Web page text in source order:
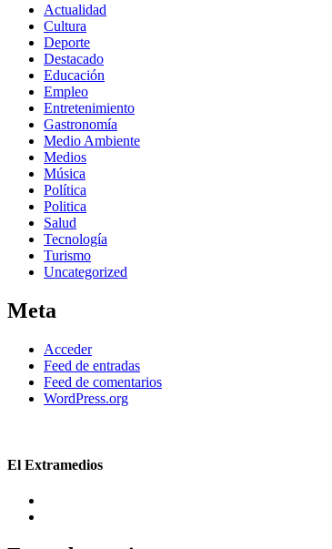
Actualidad
Cultura
Deporte
Destacado
Educación
Empleo
Entretenimiento
Gastronomía
Medio Ambiente
Medios
Música
Política
Politica
Salud
Tecnología
Turismo
Uncategorized
Meta
Acceder
Feed de entradas
Feed de comentarios
WordPress.org
El Extramedios